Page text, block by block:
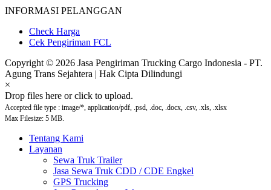
INFORMASI PELANGGAN
Check Harga
Cek Pengiriman FCL
Copyright © 2026 Jasa Pengiriman Trucking Cargo Indonesia - PT.
Agung Trans Sejahtera | Hak Cipta Dilindungi
×
Drop files here or click to upload.
Accepted file type : image/*, application/pdf, .psd, .doc, .docx, .csv, .xls, .xlsx
Max Filesize: 5 MB.
Tentang Kami
Layanan
Sewa Truk Trailer
Jasa Sewa Truk CDD / CDE Engkel
GPS Trucking